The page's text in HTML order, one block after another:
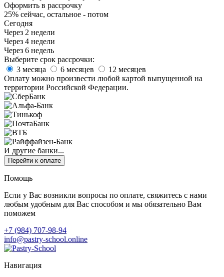
Оформить в рассрочку
25% сейчас, остальное - потом
Сегодня
Через 2 недели
Через 4 недели
Через 6 недель
Выберите срок рассрочки:
3 месяца
6 месяцев
12 месяцев
Оплату можно произвести любой картой выпущенной на
территории Российской Федерации.
И другие банки...
Перейти к оплате
Помощь
Если у Вас возникли вопросы по оплате, свяжитесь с нами
любым удобным для Вас способом и мы обязательно Вам
поможем
+7 (984) 707-98-94
info@pastry-school.online
Навигация